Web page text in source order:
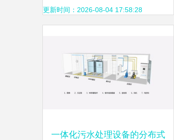
职责分工解析
更新时间：2026-08-04 17:58:28
一体化污水处理设备的分布式